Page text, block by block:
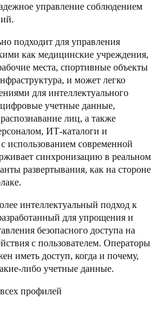
управление соблюдением
подходит для управления
как медицинские учреждения,
места, спортивные объекты
и может легко
для интеллектуального
учетные данные,
лиц, а также
ИТ-каталоги и
использованием современной
синхронизацию в реальном
развертывания, как на стороне
интеллектуальный подход к
для упрощения и
безопасного доступа на
с пользователем. Операторы
иметь доступ, когда и почему,
либо учетные данные.
профилей